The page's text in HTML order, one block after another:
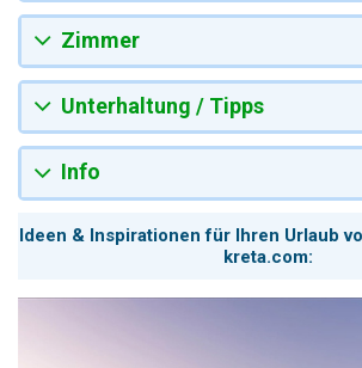
Zimmer
Unterhaltung / Tipps
Info
Ideen & Inspirationen für Ihren Urlaub
kreta.com: